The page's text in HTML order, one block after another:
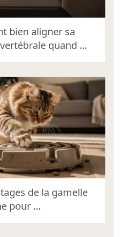
bien aligner sa
quand …
de la gamelle
pour …